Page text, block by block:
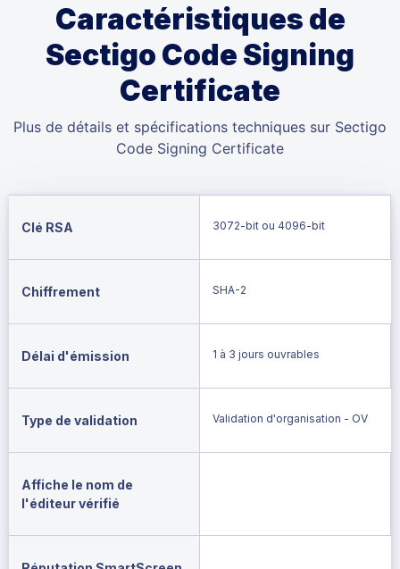
Caractéristiques de
Sectigo Code Signing
Certificate
Plus de détails et spécifications techniques sur Sectigo
Code Signing Certificate
Clé RSA 3072-bit ou 4096-bit
Chiffrement SHA-2
Délai d'émission 1 à 3 jours ouvrables
Type de validation Validation d'organisation - OV
Affiche le nom de
l'éditeur vérifié